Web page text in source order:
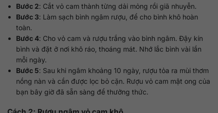
Bước 2: Cắt vỏ cam thành từng dải mỏng rồi giã nhuyễn.
Bước 3: Làm sạch bình ngâm rượu, để cho bình khô hoàn
toàn.
Bước 4: Cho vỏ cam và rượu trắng vào bình ngâm. Đậy kín
bình và đặt ở nơi khô ráo, thoáng mát. Nhớ lắc bình vài lần
mỗi ngày.
Bước 5: Sau khi ngâm khoảng 10 ngày, rượu tỏa ra mùi thơm
nồng nàn và cần được lọc bỏ cặn. Rượu vỏ cam mật ong của
bạn bây giờ đã sẵn sàng để thưởng thức.